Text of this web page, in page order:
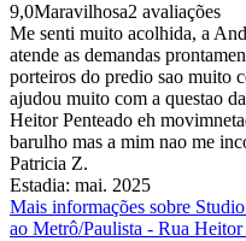
9,0Maravilhosa2 avaliações
Me senti muito acolhida, a
atende as demandas
porteiros do predio sao muito
ajudou muito com a questao
Heitor Penteado eh
barulho mas a mim nao me
Patricia Z.
Estadia: mai. 2025
Mais informações sobre
ao Metrô/Paulista - Rua Heitor